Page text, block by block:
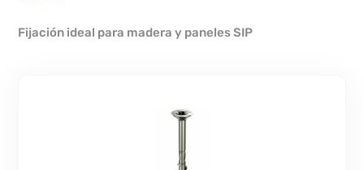
Fijación ideal para madera y paneles SIP